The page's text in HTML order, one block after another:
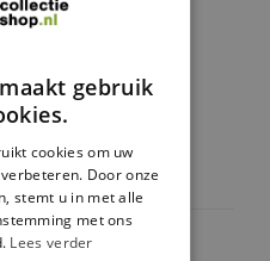
gebruik
cookies om uw
Door onze
stemt u in met alle
met ons
Lees verder